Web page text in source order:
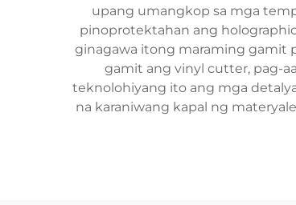
upang umangkop sa mga
pinoprotektahan ang
ginagawa itong maraming gamit
gamit ang vinyl cutter, pag-
teknolohiyang ito ang mga
na karaniwang kapal ng